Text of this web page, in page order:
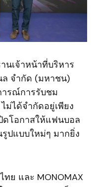
นเจ้าหน้าที่บริหาร
จำกัด (มหาชน)
ารณ์การรับชม
ม่ได้จำกัดอยู่เพียง
ดโอกาสให้แฟนบอล
ปแบบใหม่ๆ มากยิ่ง
ย และ MONOMAX